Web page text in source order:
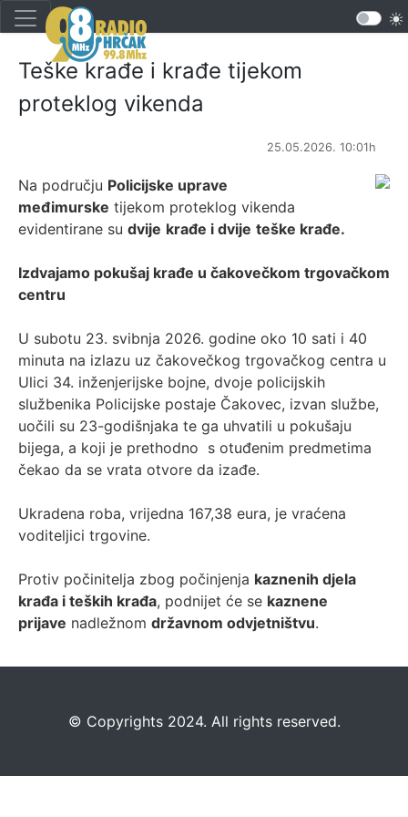
Teške krađe i krađe tijekom
proteklog vikenda
25.05.2026. 10:01h
Na području Policijske uprave
međimurske tijekom proteklog vikenda
evidentirane su dvije krađe i dvije teške krađe.
Izdvajamo pokušaj krađe u čakovečkom trgovačkom
centru
U subotu 23. svibnja 2026. godine oko 10 sati i 40
minuta na izlazu uz čakovečkog trgovačkog centra u
Ulici 34. inženjerijske bojne, dvoje policijskih
službenika Policijske postaje Čakovec, izvan službe,
uočili su 23-godišnjaka te ga uhvatili u pokušaju
bijega, a koji je prethodno s otuđenim predmetima
čekao da se vrata otvore da izađe.
Ukradena roba, vrijedna 167,38 eura, je vraćena
voditeljici trgovine.
Protiv počinitelja zbog počinjenja kaznenih djela
krađa i teških krađa, podnijet će se kaznene
prijave nadležnom državnom odvjetništvu.
©️ Copyrights 2024. All rights reserved.